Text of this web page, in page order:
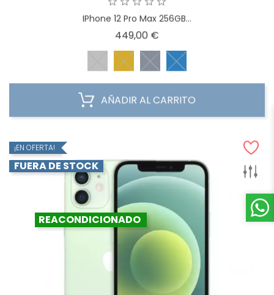
IPhone 12 Pro Max 256GB...
449,00 €
AÑADIR AL CARRITO
¡EN OFERTA!
FUERA DE STOCK
REACONDICIONADO